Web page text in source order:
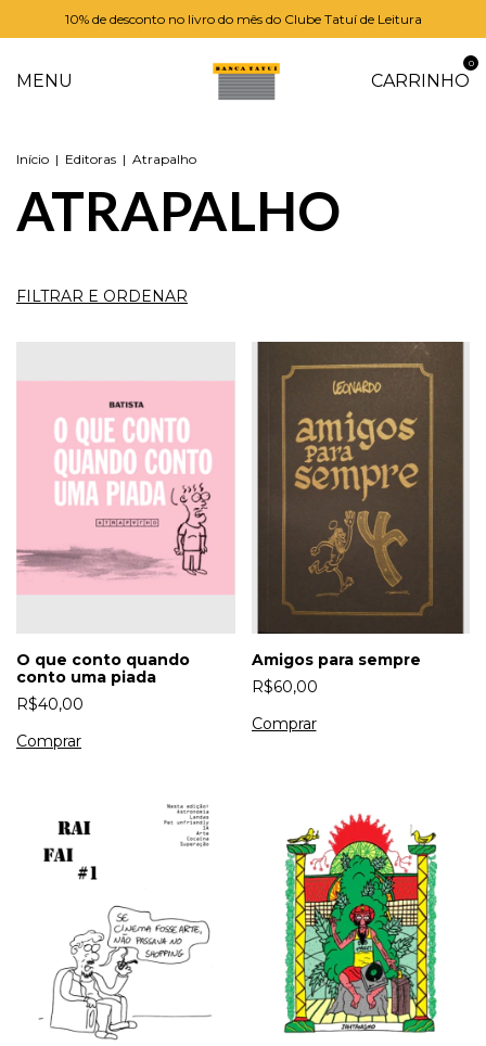
10% de desconto no livro do mês do Clube Tatuí de Leitura
MENU CARRINHO
0
Início | Editoras | Atrapalho
ATRAPALHO
FILTRAR E ORDENAR
O que conto quando
conto uma piada
R$40,00
Amigos para sempre
R$60,00